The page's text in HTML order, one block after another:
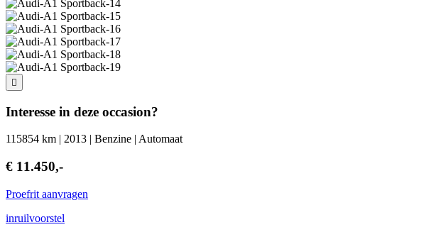
Interesse in deze occasion?
115854 km | 2013 | Benzine | Automaat
€ 11.450,-
Proefrit aanvragen
inruilvoorstel